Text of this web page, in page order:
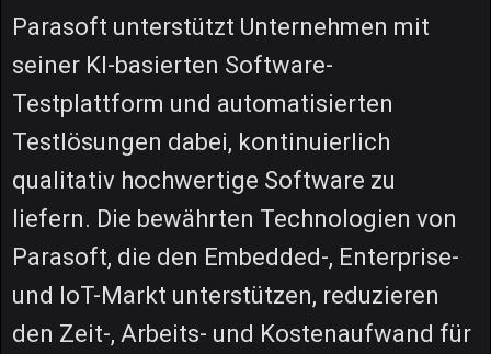
Parasoft unterstützt Unternehmen mit
seiner KI-basierten Software-
Testplattform und automatisierten
Testlösungen dabei, kontinuierlich
qualitativ hochwertige Software zu
liefern. Die bewährten Technologien von
Parasoft, die den Embedded-, Enterprise-
und IoT-Markt unterstützen, reduzieren
den Zeit-, Arbeits- und Kostenaufwand für